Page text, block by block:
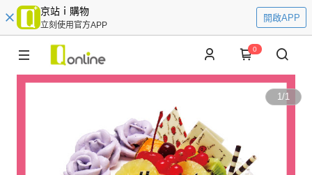
京站ｉ購物
立刻使用官方APP
開啟APP
0
1/1